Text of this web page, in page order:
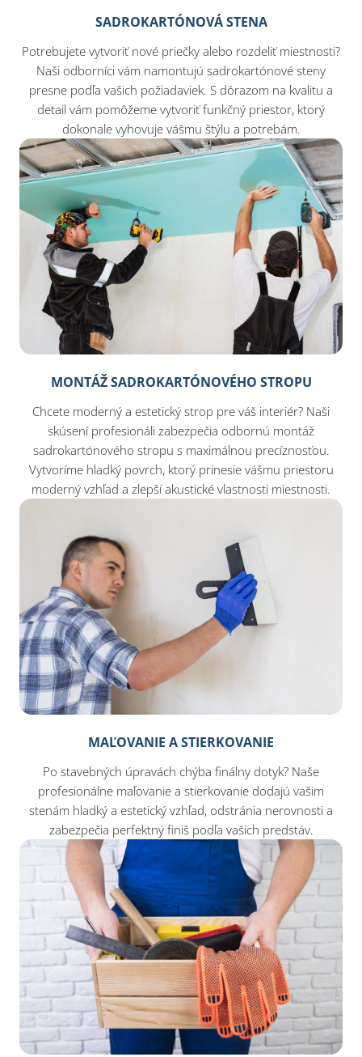
SADROKARTÓNOVÁ STENA
Potrebujete vytvoriť nové priečky alebo rozdeliť miestnosti?
Naši odborníci vám namontujú sadrokartónové steny
presne podľa vašich požiadaviek. S dôrazom na kvalitu a
detail vám pomôžeme vytvoriť funkčný priestor, ktorý
dokonale vyhovuje vášmu štýlu a potrebám.
MONTÁŽ SADROKARTÓNOVÉHO STROPU
Chcete moderný a estetický strop pre váš interiér? Naši
skúsení profesionáli zabezpečia odbornú montáž
sadrokartónového stropu s maximálnou precíznosťou.
Vytvoríme hladký povrch, ktorý prinesie vášmu priestoru
moderný vzhľad a zlepší akustické vlastnosti miestnosti.
MAĽOVANIE A STIERKOVANIE
Po stavebných úpravách chýba finálny dotyk? Naše
profesionálne maľovanie a stierkovanie dodajú vašim
stenám hladký a estetický vzhľad, odstránia nerovnosti a
zabezpečia perfektný finiš podľa vašich predstáv.